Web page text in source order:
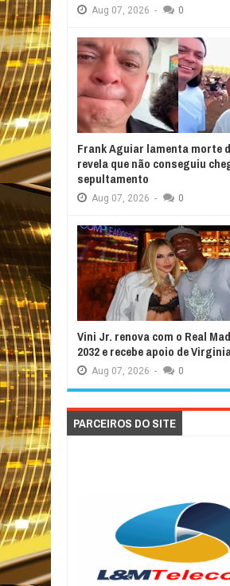
Aug 07, 2026 - 0
Frank Aguiar lamenta morte
revela que não conseguiu
sepultamento
Aug 07, 2026 - 0
Vini Jr. renova com o Real
2032 e recebe apoio de
Aug 07, 2026 - 0
PARCEIROS DO SITE